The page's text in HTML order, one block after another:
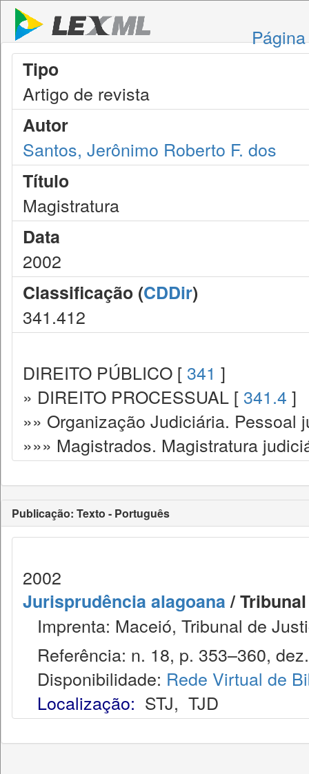
Tipo
Artigo de revista
Autor
Santos, Jerônimo Roberto F. dos
Título
Magistratura
Data
2002
Classificação (CDDir)
341.412
DIREITO PÚBLICO [ 341 ]
» DIREITO PROCESSUAL [ 341.4 ]
»» Organização Judiciária. Pessoal
»»» Magistrados. Magistratura
Publicação: Texto - Português
2002
Jurisprudência alagoana/
Imprenta: Maceió, Tribunal de
Referência: n. 18, p. 353–360,
Disponibilidade: Rede Virtual de
Localização: STJ, TJD